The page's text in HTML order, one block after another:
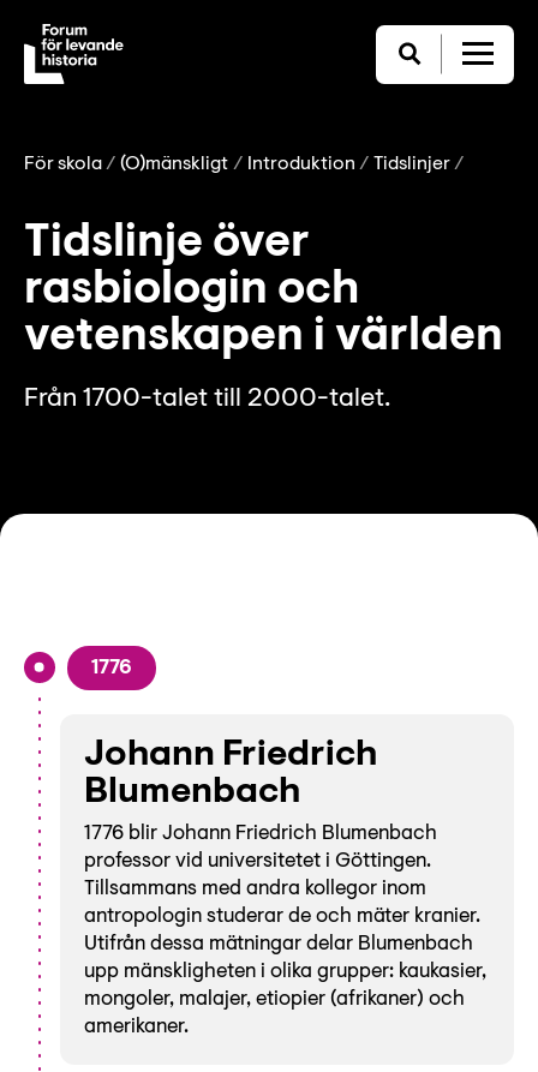
För skola (O)mänskligt Introduktion Tidslinjer
Tidslinje över
rasbiologin och
vetenskapen i världen
Från 1700-talet till 2000-talet.
1776
Johann Friedrich
Blumenbach
1776 blir Johann Friedrich Blumenbach
professor vid universitetet i Göttingen.
Tillsammans med andra kollegor inom
antropologin studerar de och mäter kranier.
Utifrån dessa mätningar delar Blumenbach
upp mänskligheten i olika grupper: kaukasier,
mongoler, malajer, etiopier (afrikaner) och
amerikaner.